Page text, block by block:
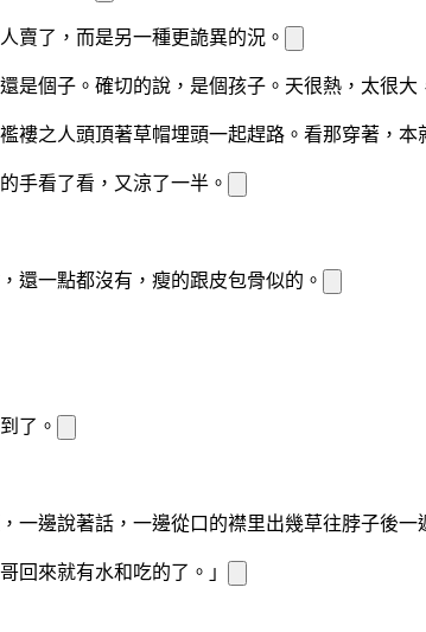
賣了，而是另一種更詭異的況。
是個子。確切的說，是個孩子。天很熱，太很大
褸之人頭頂著草帽埋頭一起趕路。看那穿著， 本
手看了看，又涼了一半。
還一點都沒有，瘦的跟皮包骨似的。
到了。
一邊說著話，一邊從口的襟里出幾草往脖子後一
回來就有水和吃的了。」